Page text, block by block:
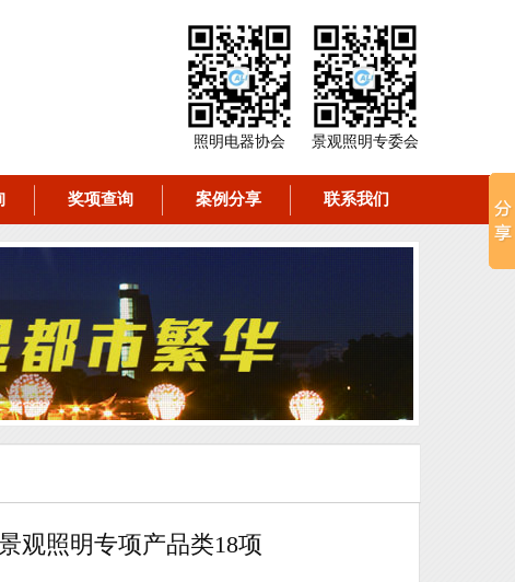
照明电器协会 景观照明专委会
奖项查询 案例分享 联系我们
观照明专项产品类18项